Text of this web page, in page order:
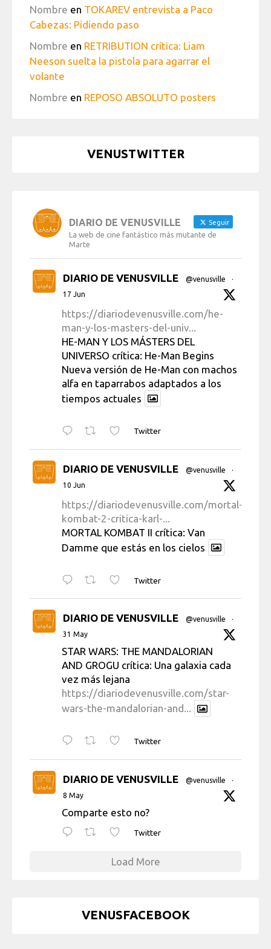
Nombre en TOKAREV entrevista a Paco
Cabezas: Pidiendo paso
Nombre en RETRIBUTION crítica: Liam
Neeson suelta la pistola para agarrar el
volante
Nombre en REPOSO ABSOLUTO posters
VENUSTWITTER
DIARIO DE VENUSVILLE Seguir
La web de cine fantástico más mutante de
Marte
DIARIO DE VENUSVILLE @venusville
·
17 Jun
https://diariodevenusville.com/he-
man-y-los-masters-del-univ...
HE-MAN Y LOS MÁSTERS DEL
UNIVERSO crítica: He-Man Begins
Nueva versión de He-Man con machos
alfa en taparrabos adaptados a los
tiempos actuales
Twitter
DIARIO DE VENUSVILLE @venusville
·
10 Jun
https://diariodevenusville.com/mortal-
kombat-2-critica-karl-...
MORTAL KOMBAT II crítica: Van
Damme que estás en los cielos
Twitter
DIARIO DE VENUSVILLE @venusville
·
31 May
STAR WARS: THE MANDALORIAN
AND GROGU crítica: Una galaxia cada
vez más lejana
https://diariodevenusville.com/star-
wars-the-mandalorian-and...
Twitter
DIARIO DE VENUSVILLE @venusville
·
8 May
Comparte esto no?
Twitter
Load More
VENUSFACEBOOK